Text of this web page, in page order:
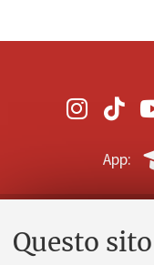
Questo
App: